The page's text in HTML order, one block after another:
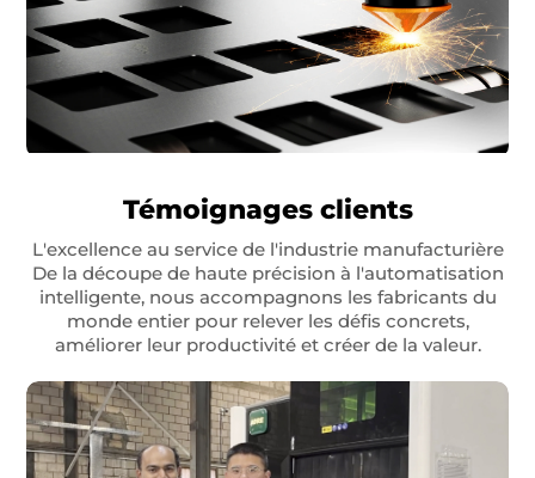
Témoignages clients
L'excellence au service de l'industrie manufacturière
De la découpe de haute précision à l'automatisation
intelligente, nous accompagnons les fabricants du
monde entier pour relever les défis concrets,
améliorer leur productivité et créer de la valeur.